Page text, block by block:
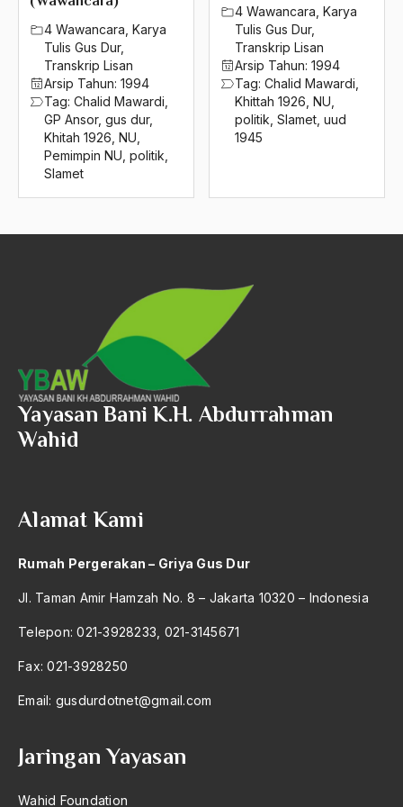
4 Wawancara Karya
Tulis Gus Dur,
Transkrip Lisan
Arsip Tahun: 1994
Tag: Chalid Mawardi
GP Ansor, gus dur,
Khitah 1926 NU
Pemimpin NU politik
Slamet
4 Wawancara Karya
Tulis Gus Dur,
Transkrip Lisan
Arsip Tahun: 1994
Tag: Chalid Mawardi
Khittah 1926 NU
politik Slamet uud
1945
2016
2015
2014
2013
2012
2011
2005
2004
2003
2001
1994
1993
Soka Gakkai
Solidaritas
Solidaritas Bangsa
Solidaritas Massa
Solidaritas Muslim
Solidaritas Sempit
Sosial Budaya
Sosial Keagamaan
Sosial-Ekonomis
Sosial-Kultural
Sosial-Politik
SOsialisasi
sosialisme
Sosialisme Islam
Sosio-Politik
Sosiol-ekonomis
Yayasan Bani K.H. Abdurrahman
Wahid
Alamat Kami
Rumah Pergerakan – Griya Gus Dur
Jl. Taman Amir Hamzah No. 8 – Jakarta 10320 – Indonesia
Telepon: 021-3928233, 021-3145671
Fax: 021-3928250
Email: gusdurdotnet@gmail.com
Jaringan Yayasan
Wahid Foundation